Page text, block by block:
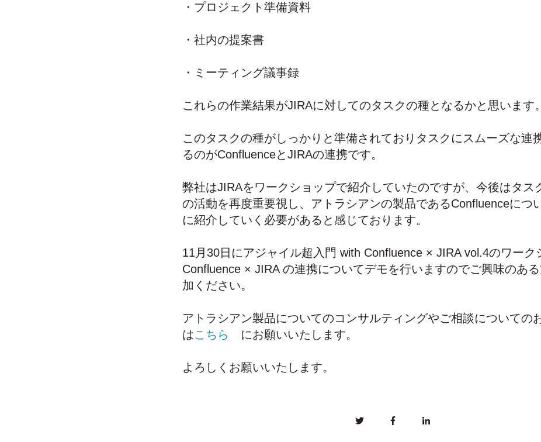
・プロジェクト準備資料
・社内の提案書
・ミーティング議事録
これらの作業結果がJIRAに対してのタスクの種となるかと思います。
このタスクの種がしっかりと準備されておりタスクにスムーズな連
るのがConfluenceとJIRAの連携です。
弊社はJIRAをワークショップで紹介していたのですが、今後はタス
の活動を再度重要視し、アトラシアンの製品であるConfluenceにつ
に紹介していく必要があると感じております。
11月30日にアジャイル超入門 with Confluence × JIRA vol.4のワーク
Confluence × JIRA の連携についてデモを行いますのでご興味のあ
加ください。
アトラシアン製品についてのコンサルティングやご相談についての
はこちら にお願いいたします。
よろしくお願いいたします。